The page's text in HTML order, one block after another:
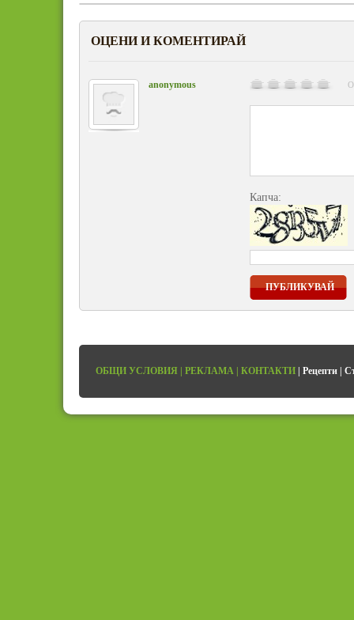
ОЦЕНИ И КОМЕНТИРАЙ
anonymous
Капча:
ПУБЛИКУВАЙ
ОБЩИ УСЛОВИЯ | РЕКЛАМА | КОНТАКТИ | Рецепти |